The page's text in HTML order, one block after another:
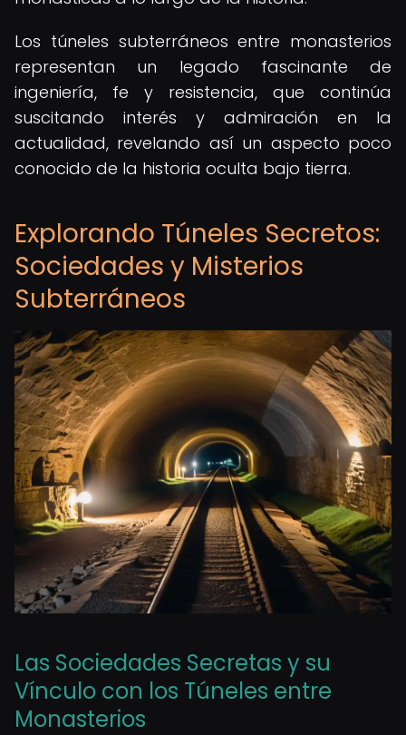
Los túneles subterráneos entre monasterios
representan un legado fascinante de
ingeniería, fe y resistencia, que continúa
suscitando interés y admiración en la
actualidad, revelando así un aspecto poco
conocido de la historia oculta bajo tierra.
Explorando Túneles Secretos:
Sociedades y Misterios
Subterráneos
Las Sociedades Secretas y su
Vínculo con los Túneles entre
Monasterios